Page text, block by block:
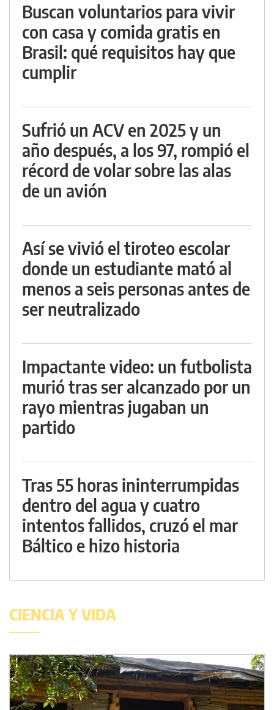
Buscan voluntarios para vivir
con casa y comida gratis en
Brasil: qué requisitos hay que
cumplir
Sufrió un ACV en 2025 y un
año después, a los 97, rompió el
récord de volar sobre las alas
de un avión
Así se vivió el tiroteo escolar
donde un estudiante mató al
menos a seis personas antes de
ser neutralizado
Impactante video: un futbolista
murió tras ser alcanzado por un
rayo mientras jugaban un
partido
Tras 55 horas ininterrumpidas
dentro del agua y cuatro
intentos fallidos, cruzó el mar
Báltico e hizo historia
CIENCIA Y VIDA